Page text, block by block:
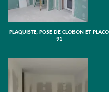
PLAQUISTE, POSE DE CLOISON ET PLACO
91